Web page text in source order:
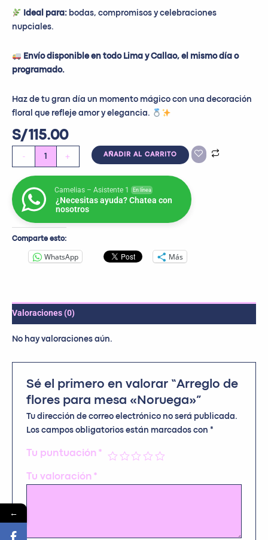
Ideal para:bodas, compromisos y celebraciones
nupciales.
Envío disponible en todo Lima y Callao, el mismo día o
programado.
Haz de tu gran día un momento mágico con una decoración
floral que refleje amor y elegancia.
S/115.00
- + AÑADIR AL CARRITO
Camelias – Asistente 1 En línea
¿Necesitas ayuda? Chatea con
nosotros
Comparte esto:
WhatsApp Más
Valoraciones (0)
No hay valoraciones aún.
Sé el primero en valorar “Arreglo de
flores para mesa «Noruega»”
Tu dirección de correo electrónico no será publicada.
Los campos obligatorios están marcados con *
Tu puntuación *
Tu valoración *
←